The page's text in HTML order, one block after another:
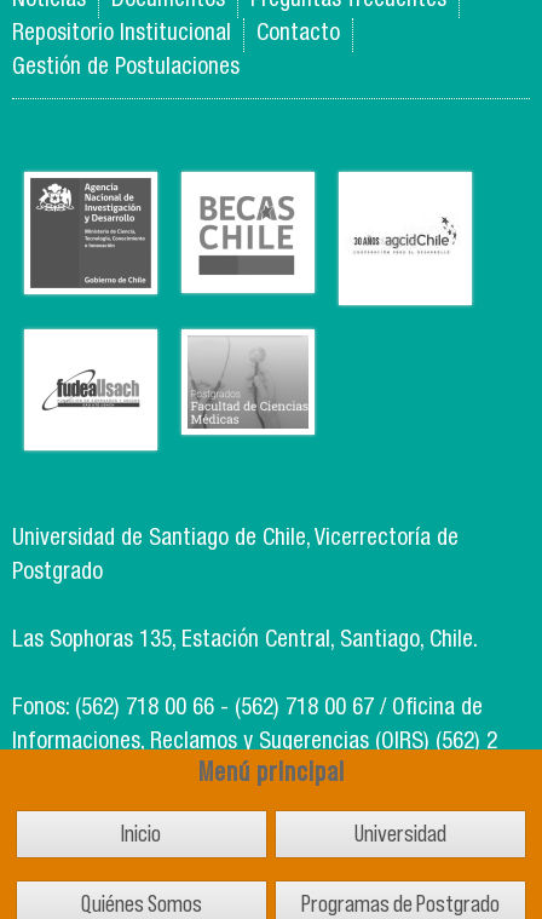
Menú principal
Inicio Universidad
Quiénes Somos Programas de Postgrado
Repositorio Institucional
Contacto
Gestión de Postulaciones
Universidad de Santiago de Chile, Vicerrectoría de
Postgrado
Las Sophoras 135, Estación Central, Santiago, Chile.
Fonos: (562) 718 00 66 - (562) 718 00 67 / Oficina de
Informaciones, Reclamos y Sugerencias (OIRS) (562) 2
Soporte Informático Segic: (562) 718 02 25